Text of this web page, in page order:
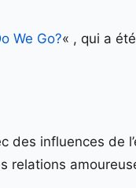
We Go?« , qui a
influences de
relations